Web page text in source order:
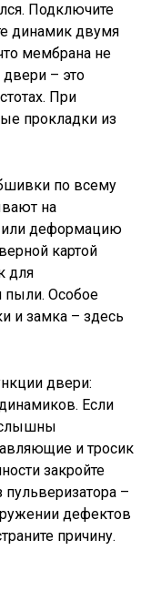
Подключите
динамик двумя
мембрана не
двери – это
При
прокладки из
по всему
на
или деформацию
картой
для
пыли. Особое
и замка – здесь
двери:
Если
слышны
и тросик
закройте
–
дефектов
причину.